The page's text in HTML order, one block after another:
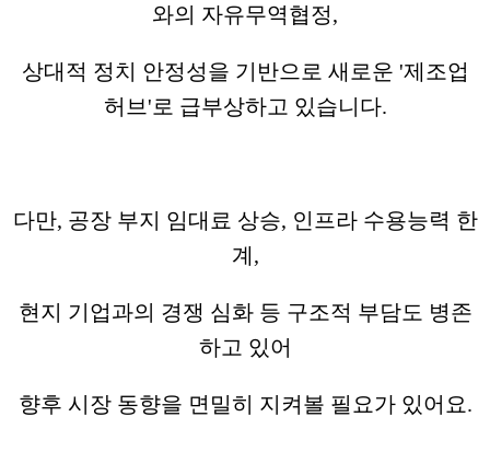
와의 자유무역협정,
상대적 정치 안정성을 기반으로 새로운 '제조업
허브'로 급부상하고 있습니다.
다만, 공장 부지 임대료 상승, 인프라 수용능력 한
계,
현지 기업과의 경쟁 심화 등 구조적 부담도 병존
하고 있어
향후 시장 동향을 면밀히 지켜볼 필요가 있어요.